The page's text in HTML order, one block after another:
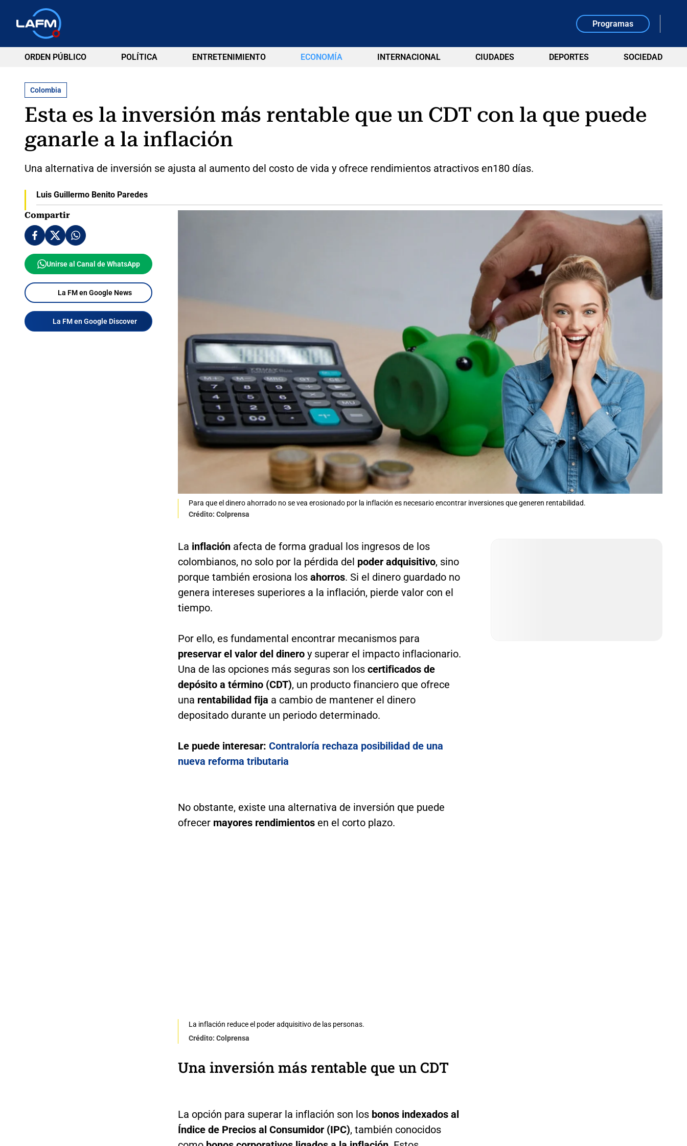
Programas
ORDEN PÚBLICO POLÍTICA ENTRETENIMIENTO ECONOMÍA INTERNACIONAL CIUDADES DEPORTES SOCIEDAD
Colombia
Esta es la inversión más rentable que un CDT con la que puede
ganarle a la inflación
Una alternativa de inversión se ajusta al aumento del costo de vida y ofrece rendimientos atractivos en180 días.
Luis Guillermo Benito Paredes
Compartir
Unirse al Canal de WhatsApp
La FM en Google News
La FM en Google Discover
Para que el dinero ahorrado no se vea erosionado por la inflación es necesario encontrar inversiones que generen rentabilidad.
Crédito: Colprensa
La inflaciónafecta de forma gradual los ingresos de los
colombianos, no solo por la pérdida del poder adquisitivo, sino
porque también erosiona los ahorros. Si el dinero guardado no
genera intereses superiores a la inflación, pierde valor con el
tiempo.
Por ello, es fundamental encontrar mecanismos para
preservar el valor del dineroy superar el impacto inflacionario.
Una de las opciones más seguras son los certificados de
depósito a término (CDT), un producto financiero que ofrece
una rentabilidad fija a cambio de mantener el dinero
depositado durante un periodo determinado.
Le puede interesar: Contraloría rechaza posibilidad de una
nueva reforma tributaria
No obstante, existe una alternativa de inversión que puede
ofrecer mayores rendimientosen el corto plazo.
La inflación reduce el poder adquisitivo de las personas.
Crédito: Colprensa
Una inversión más rentable que un CDT
La opción para superar la inflación son los bonos indexados al
Índice de Precios al Consumidor (IPC), también conocidos